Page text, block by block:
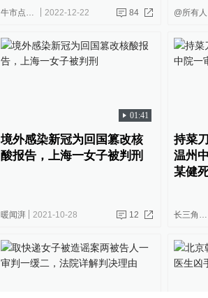
牛市点线面 2022-12-22 84 @所有人
01:41
境外感染新冠为回国篡改核
酸报告，上海一女子被判刑
暖闻湃 2021-10-28 12
持菜
温州
某健
长三角政商